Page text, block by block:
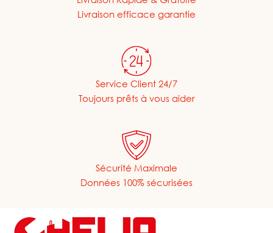
Livraison efficace garantie
Service Client 24/7
Toujours prêts à vous aider
Sécurité Maximale
Données 100% sécurisées